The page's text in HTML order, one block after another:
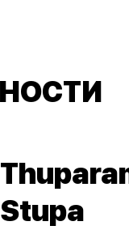
Stupa